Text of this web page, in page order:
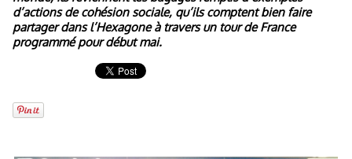
d’actions de cohésion sociale, qu’ils comptent bien faire
partager dans l’Hexagone à travers un tour de France
programmé pour début mai.